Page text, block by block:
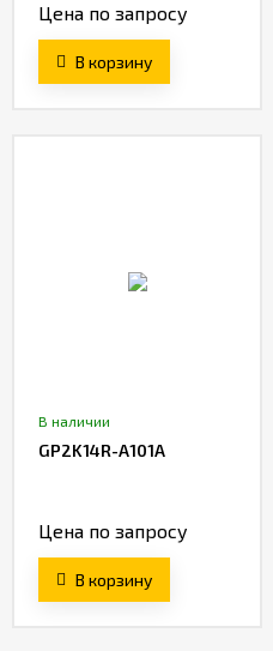
Цена по запросу
В корзину
В наличии
GP2K14R-A101A
Цена по запросу
В корзину